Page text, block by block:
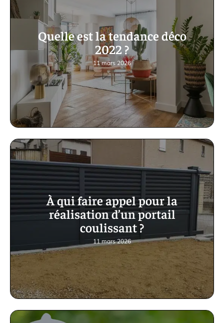
Quelle est la tendance déco
2022 ?
11 mars 2026
À qui faire appel pour la
réalisation d’un portail
coulissant ?
11 mars 2026